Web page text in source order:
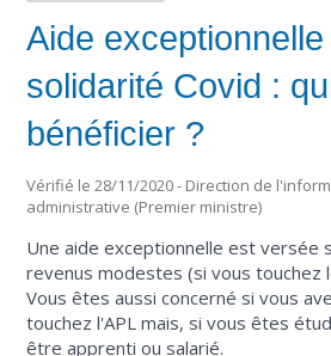
Aide exceptionnelle
solidarité Covid :
bénéficier ?
Vérifié le 28/11/2020 - Direction de
administrative (Premier ministre)
Une aide exceptionnelle est versée
revenus modestes (si vous touchez
Vous êtes aussi concerné si vous
touchez l'APL mais, si vous êtes
être apprenti ou salarié.